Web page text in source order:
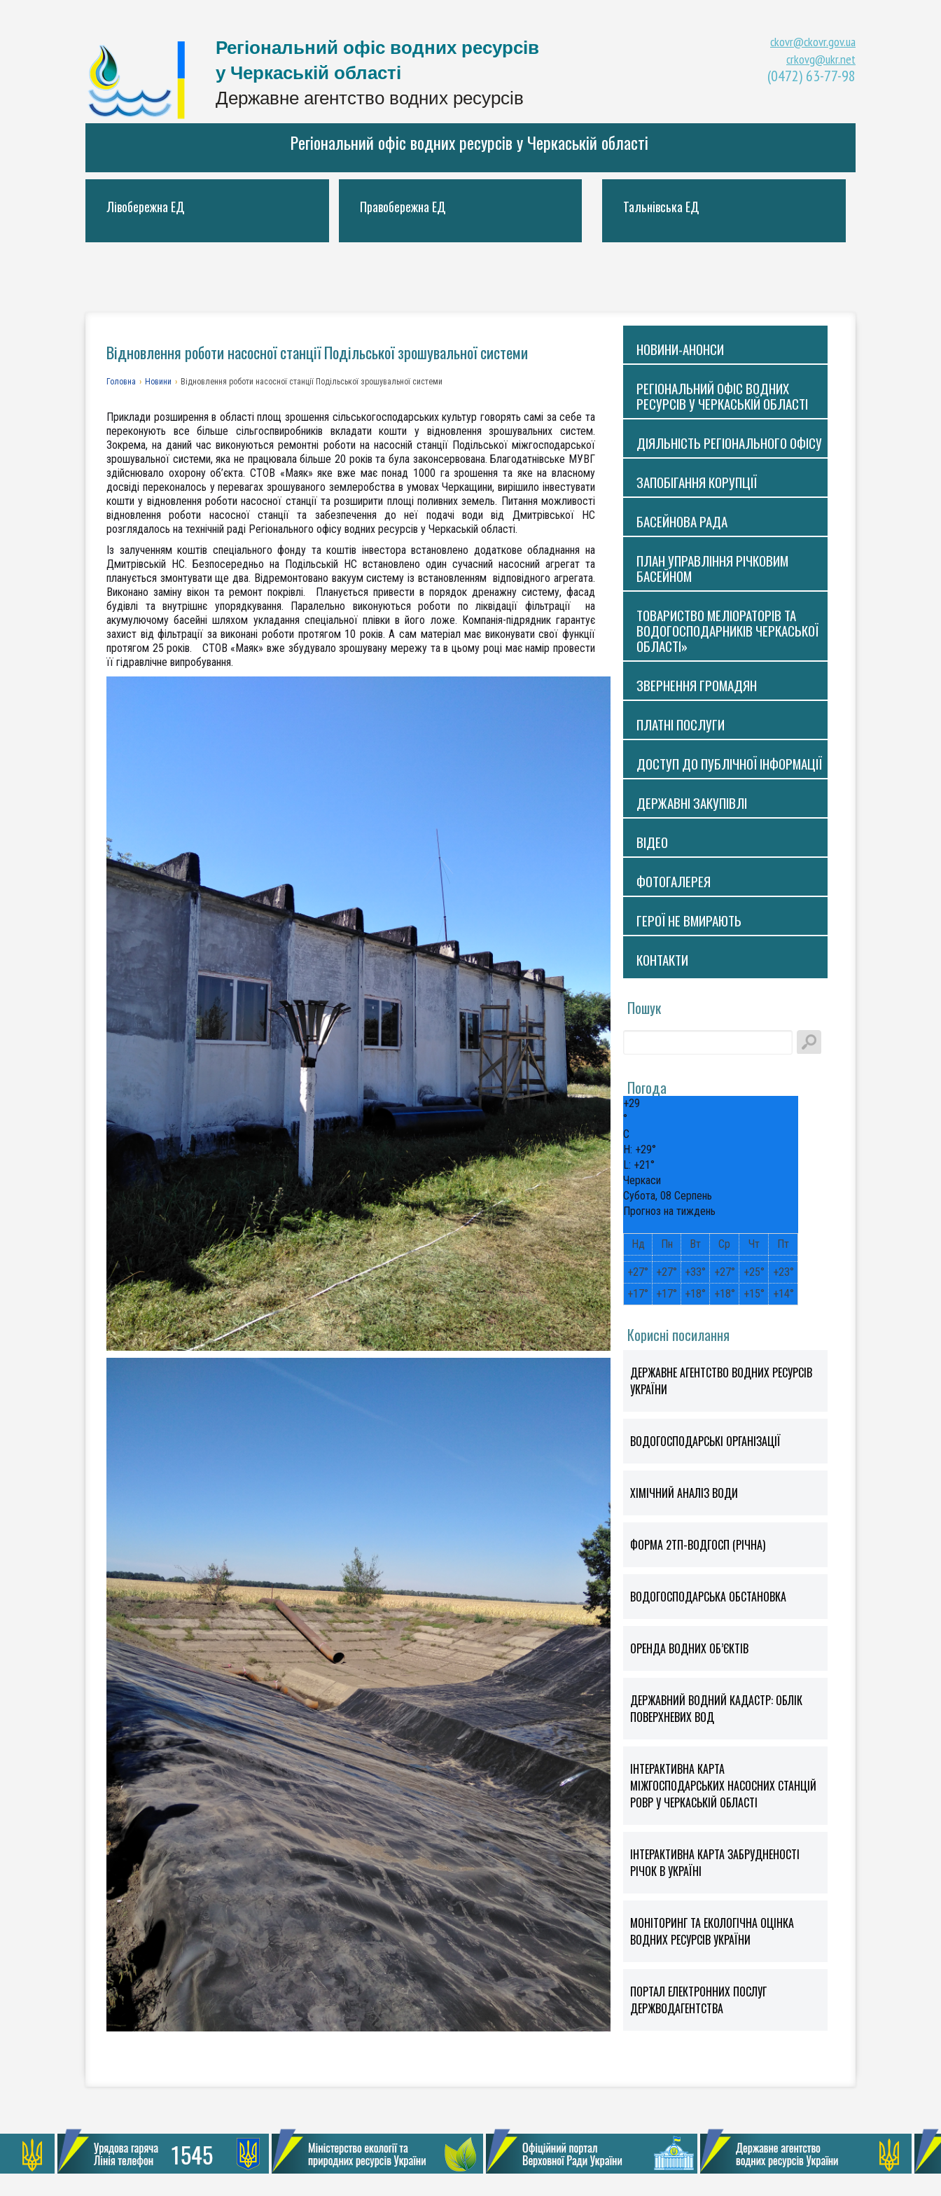
Регіональний офіс водних ресурсів
у Черкаській області
Державне агентство водних ресурсів
ckovr@ckovr.gov.ua
crkovg@ukr.net
(0472) 63-77-98
Регіональний офіс водних ресурсів у Черкаській області
Лівобережна ЕД Правобережна ЕД Тальнiвська ЕД
НОВИНИ-АНОНСИ
РЕГІОНАЛЬНИЙ ОФІС ВОДНИХ
РЕСУРСІВ У ЧЕРКАСЬКІЙ ОБЛАСТІ
ДІЯЛЬНІСТЬ РЕГІОНАЛЬНОГО ОФІСУ
ЗАПОБІГАННЯ КОРУПЦІЇ
БАСЕЙНОВА РАДА
ПЛАН УПРАВЛІННЯ РІЧКОВИМ
БАСЕЙНОМ
ТОВАРИСТВО МЕЛІОРАТОРІВ ТА
ВОДОГОСПОДАРНИКІВ ЧЕРКАСЬКОЇ
ОБЛАСТІ»
ЗВЕРНЕННЯ ГРОМАДЯН
ПЛАТНI ПОСЛУГИ
ДОСТУП ДО ПУБЛІЧНОЇ ІНФОРМАЦІЇ
ДЕРЖАВНІ ЗАКУПІВЛІ
ВIДЕО
ФОТОГАЛЕРЕЯ
ГЕРОЇ НЕ ВМИРАЮТЬ
КОНТАКТИ
Пошук
Погода
+29
°
C
H: +29°
L: +21°
Черкаси
Субота, 08 Серпень
Прогноз на тиждень
Нд Пн Вт Ср Чт Пт
+27° +27° +33° +27° +25° +23°
+17° +17° +18° +18° +15° +14°
Корисні посилання
ДЕРЖАВНЕ АГЕНТСТВО ВОДНИХ РЕСУРСІВ
УКРАЇНИ
ВОДОГОСПОДАРСЬКІ ОРГАНІЗАЦІЇ
ХІМІЧНИЙ АНАЛІЗ ВОДИ
ФOРМА 2ТП-ВОДГОСП (РІЧНА)
ВОДОГОСПОДАРСЬКА ОБСТАНОВКА
ОРЕНДА ВОДНИХ ОБ’ЄКТІВ
ДЕРЖАВНИЙ ВОДНИЙ КАДАСТР: ОБЛІК
ПОВЕРХНЕВИХ ВОД
ІНТЕРАКТИВНА КАРТА
МІЖГОСПОДАРСЬКИХ НАСОСНИХ СТАНЦІЙ
РОВР У ЧЕРКАСЬКІЙ ОБЛАСТІ
ІНТЕРАКТИВНА КАРТА ЗАБРУДНЕНОСТІ
РІЧОК В УКРАЇНІ
МОНІТОРИНГ ТА ЕКОЛОГІЧНА ОЦІНКА
ВОДНИХ РЕСУРСІВ УКРАЇНИ
ПОРТАЛ ЕЛЕКТРОННИХ ПОСЛУГ
ДЕРЖВОДАГЕНТСТВА
Відновлення роботи насосної станції Подільської зрошувальної системи
Головна › Новини › Відновлення роботи насосної станції Подільської зрошувальної системи
Приклади розширення в області площ зрошення сільськогосподарських культур говорять самі за себе та
переконують все більше сільгоспвиробників вкладати кошти у відновлення зрошувальних систем.
Зокрема, на даний час виконуються ремонтні роботи на насосній станції Подільської міжгосподарської
зрошувальної системи, яка не працювала більше 20 років та була законсервована. Благодатнівське МУВГ
здійснювало охорону об’єкта. СТОВ «Маяк» яке вже має понад 1000 га зрошення та яке на власному
досвіді переконалось у перевагах зрошуваного землеробства в умовах Черкащини, вирішило інвестувати
кошти у відновлення роботи насосної станції та розширити площі поливних земель. Питання можливості
відновлення роботи насосної станції та забезпечення до неї подачі води від Дмитрівської НС
розглядалось на технічній раді Регіонального офісу водних ресурсів у Черкаській області.
Із залученням коштів спеціального фонду та коштів інвестора встановлено додаткове обладнання на
Дмитрівській НС. Безпосередньо на Подільській НС встановлено один сучасний насосний агрегат та
планується змонтувати ще два. Відремонтовано вакуум систему із встановленням відповідного агрегата.
Виконано заміну вікон та ремонт покрівлі. Планується привести в порядок дренажну систему, фасад
будівлі та внутрішнє упорядкування. Паралельно виконуються роботи по ліквідації фільтрації на
акумулючому басейні шляхом укладання спеціальної плівки в його ложе. Компанія-підрядник гарантує
захист від фільтрації за виконані роботи протягом 10 років. А сам матеріал має виконувати свої функції
протягом 25 років. СТОВ «Маяк» вже збудувало зрошувану мережу та в цьому році має намір провести
її гідравлічне випробування.